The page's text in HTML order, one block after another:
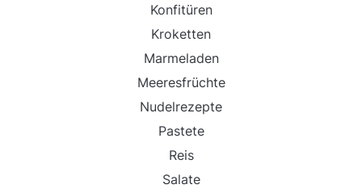
Konfitüren
Kroketten
Marmeladen
Meeresfrüchte
Nudelrezepte
Pastete
Reis
Salate